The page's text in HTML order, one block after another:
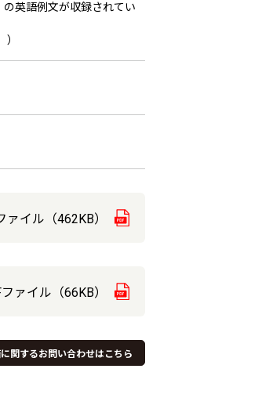
英語例文が収録されてい
ァイル（462KB）
ァイル（66KB）
関するお問い合わせはこちら